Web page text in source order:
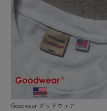
Goodwear グッドウェア